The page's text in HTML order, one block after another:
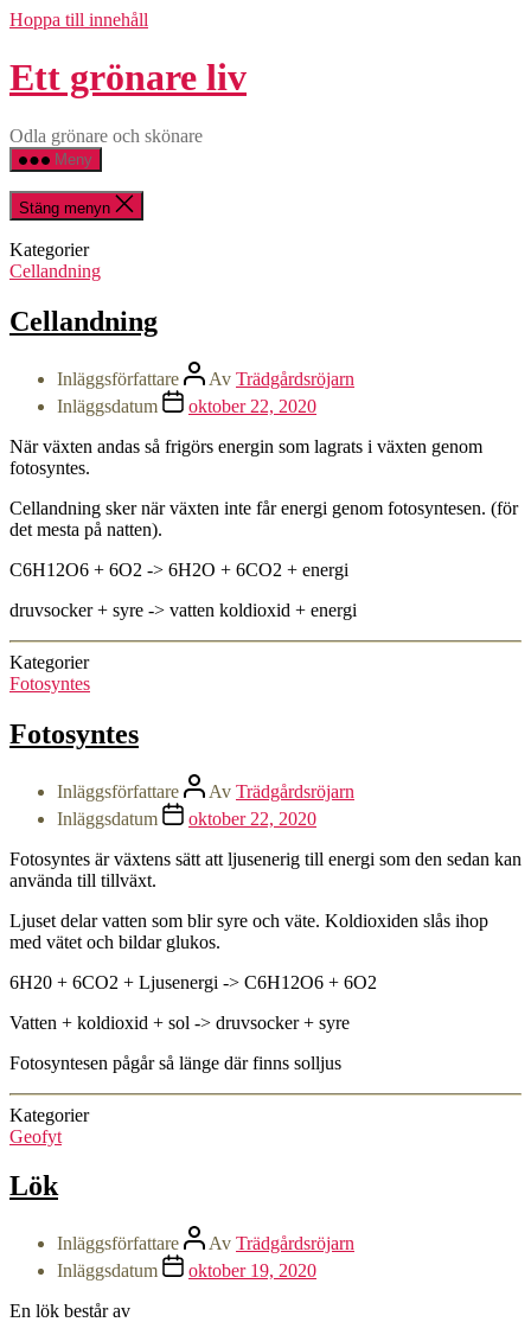
Hoppa till innehåll
Ett grönare liv
Odla grönare och skönare
Meny
Stäng menyn
Kategorier
Cellandning
Cellandning
Inläggsförfattare Av Trädgårdsröjarn
Inläggsdatum
oktober 22, 2020
När växten andas så frigörs energin som lagrats i växten genom
fotosyntes.
Cellandning sker när växten inte får energi genom fotosyntesen. (för
det mesta på natten).
C6H12O6 + 6O2 -> 6H2O + 6CO2 + energi
druvsocker + syre -> vatten koldioxid + energi
Kategorier
Fotosyntes
Fotosyntes
Inläggsförfattare Av Trädgårdsröjarn
Inläggsdatum
oktober 22, 2020
Fotosyntes är växtens sätt att ljusenerig till energi som den sedan kan
använda till tillväxt.
Ljuset delar vatten som blir syre och väte. Koldioxiden slås ihop
med vätet och bildar glukos.
6H20 + 6CO2 + Ljusenergi -> C6H12O6 + 6O2
Vatten + koldioxid + sol -> druvsocker + syre
Fotosyntesen pågår så länge där finns solljus
Kategorier
Geofyt
Lök
Inläggsförfattare Av Trädgårdsröjarn
Inläggsdatum
oktober 19, 2020
En lök består av